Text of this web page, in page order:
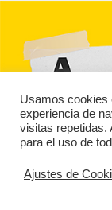
Usamos cookies
experiencia de
visitas repetidas.
para el uso de
Ajustes de